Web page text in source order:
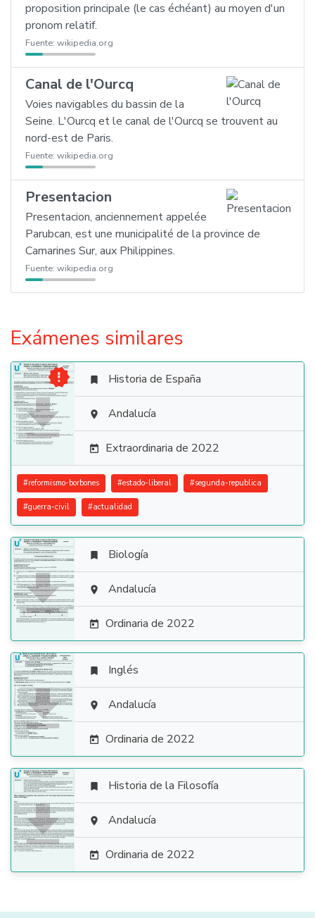
proposition principale (le cas échéant) au moyen d'un
pronom relatif.
Fuente: wikipedia.org
Canal de l'Ourcq
Voies navigables du bassin de la
Seine. L'Ourcq et le canal de l'Ourcq se trouvent au
nord-est de Paris.
Fuente: wikipedia.org
Presentacion
Presentacion, anciennement appelée
Parubcan, est une municipalité de la province de
Camarines Sur, aux Philippines.
Fuente: wikipedia.org
Exámenes similares

  Historia de España
 Andalucía
 Extraordinaria de 2022
#reformismo-borbones #estado-liberal #segunda-republica
#guerra-civil #actualidad

 Biología
 Andalucía
 Ordinaria de 2022

 Inglés
 Andalucía
 Ordinaria de 2022

 Historia de la Filosofía
 Andalucía
 Ordinaria de 2022